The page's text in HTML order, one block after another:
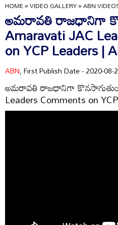
HOME»VIDEO GALLERY»ABN
అమరావతి రాజధానిగా
Amaravati JAC
on YCP Leaders |
ABN, First Publish Date - 2020-
అమరావతి రాజధానిగా
Leaders Comments on